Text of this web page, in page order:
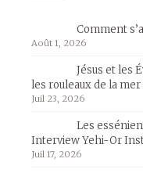
Comment
Août 1, 2026
Jésus et les
les rouleaux de la
Juil 23, 2026
Les
Interview Yehi-Or
Juil 17, 2026